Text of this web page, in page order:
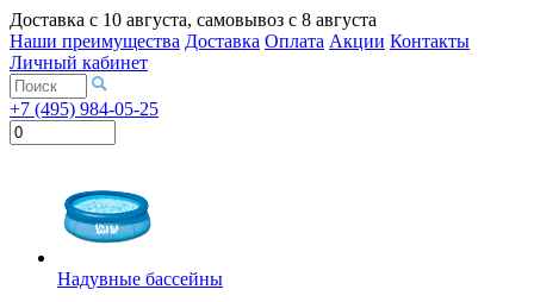
Доставка с 10 августа, самовывоз с 8 августа
Наши преимущества Доставка Оплата Акции Контакты
Личный кабинет
+7 (495) 984-05-25
Надувные бассейны